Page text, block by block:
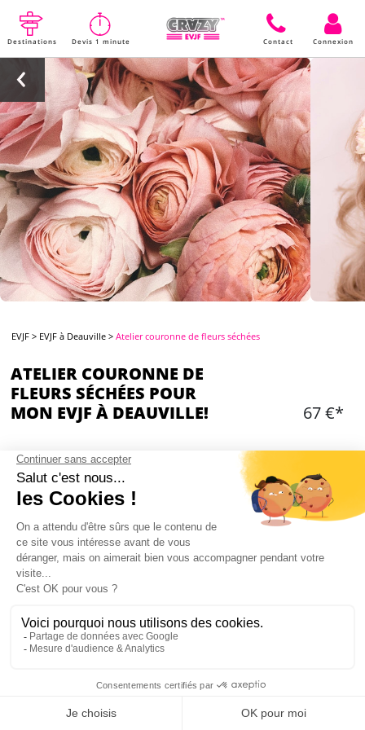
Destinations Devis 1 minute Contact Connexion
EVJF > EVJF à Deauville >Atelier couronne de fleurs séchées
ATELIER COURONNE DE
FLEURS SÉCHÉES POUR
MON EVJF À DEAUVILLE!
67 €*
CONTENU
Atelier couronne de fleurs séchées
Prof de cours de fleurs séchées
La prof vous accompagne à la réalisation de
techniques d'armonisations
2 types de couronnes au choix: couronne
Mon EVJF à Deauville